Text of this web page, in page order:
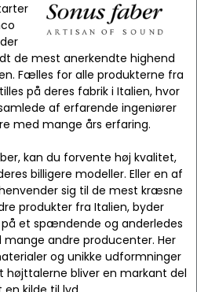
de mest anerkendte highend
Fælles for alle produkterne fra
på deres fabrik i Italien, hvor
af erfarende ingeniører
med mange års erfaring.
kan du forvente høj kvalitet,
billigere modeller. Eller en af
sig til de mest kræsne
produkter fra Italien, byder
et spændende og anderledes
andre producenter. Her
og unikke udformninger
højttalerne bliver en markant del